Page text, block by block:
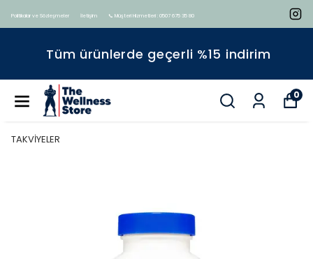
Politikalar ve Sözleşmeler İletişim 📞 Müşteri Hizmetleri : 0507 675 35 80
Tüm ürünlerde geçerli %15 indirim
0
TAKVİYELER